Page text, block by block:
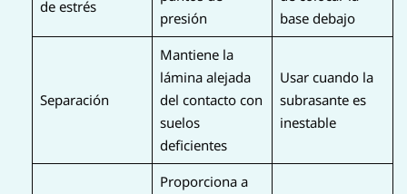
de estrés
presión
base debajo
Separación
Mantiene la
lámina alejada
del contacto con
suelos
deficientes
Usar cuando la
subrasante es
inestable
Proporciona a